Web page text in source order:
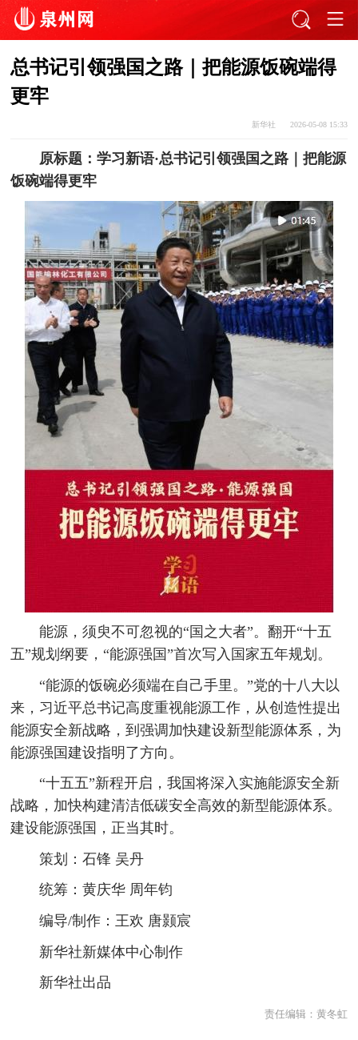
总书记引领强国之路｜把能源饭碗端得
更牢
新华社 2026-05-08 15:33
原标题：学习新语·总书记引领强国之路｜把能源
饭碗端得更牢
能源，须臾不可忽视的“国之大者”。翻开“十五
五”规划纲要，“能源强国”首次写入国家五年规划。
“能源的饭碗必须端在自己手里。”党的十八大以
来，习近平总书记高度重视能源工作，从创造性提出
能源安全新战略，到强调加快建设新型能源体系，为
能源强国建设指明了方向。
“十五五”新程开启，我国将深入实施能源安全新
战略，加快构建清洁低碳安全高效的新型能源体系。
建设能源强国，正当其时。
策划：石锋 吴丹
统筹：黄庆华 周年钧
编导/制作：王欢 唐颢宸
新华社新媒体中心制作
新华社出品
责任编辑： 黄冬虹